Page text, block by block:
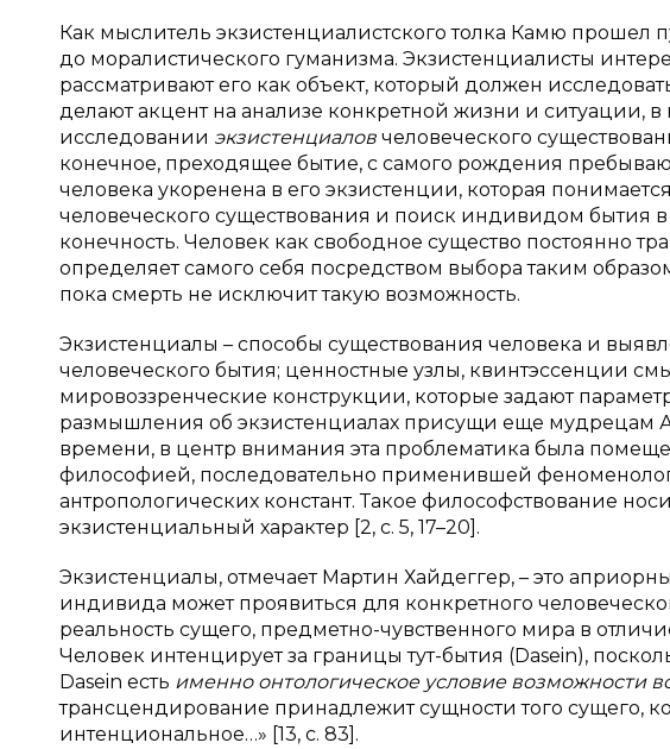
Как мыслитель экзистенциалистского толка Камю прошел
до моралистического гуманизма. Экзистенциалисты
рассматривают его как объект, который должен
делают акцент на анализе конкретной жизни и ситуации,
исследовании экзистенциалов человеческого
конечное, преходящее бытие, с самого рождения
человека укоренена в его экзистенции, которая
человеческого существования и поиск индивидом бытия
конечность. Человек как свободное существо постоянно
определяет самого себя посредством выбора таким
пока смерть не исключит такую возможность.
Экзистенциалы – способы существования человека и
человеческого бытия; ценностные узлы, квинтэссенции
мировоззренческие конструкции, которые задают
размышления об экзистенциалах присущи еще мудрецам
времени, в центр внимания эта проблематика была
философией, последовательно применившей
антропологических констант. Такое философствование
экзистенциальный характер [2, с. 5, 17–20].
Экзистенциалы, отмечает Мартин Хайдеггер, – это
индивида может проявиться для конкретного
реальность сущего, предметно-чувственного мира в
Человек интенцирует за границы тут-бытия (Dasein),
Dasein есть именно онтологическое условие возможности
трансцендирование принадлежит сущности того сущего,
интенциональное…» [13, с. 83].